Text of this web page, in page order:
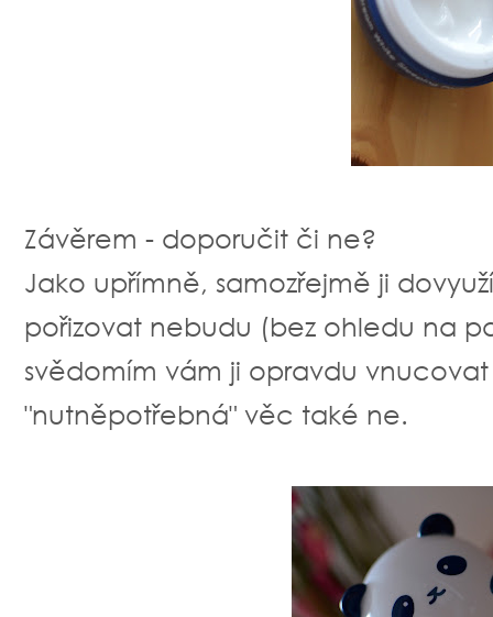
Závěrem - doporučit či ne?
Jako upřímně, samozřejmě ji
pořizovat nebudu (bez ohledu na
svědomím vám ji opravdu
"nutněpotřebná" věc také ne.